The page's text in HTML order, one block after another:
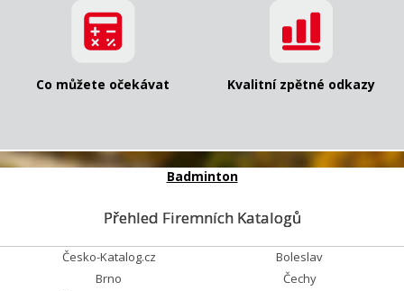
Co můžete očekávat Kvalitní zpětné odkazy
Badminton
Přehled Firemních Katalogů
Česko-Katalog.cz
Boleslav
Brno
Čechy